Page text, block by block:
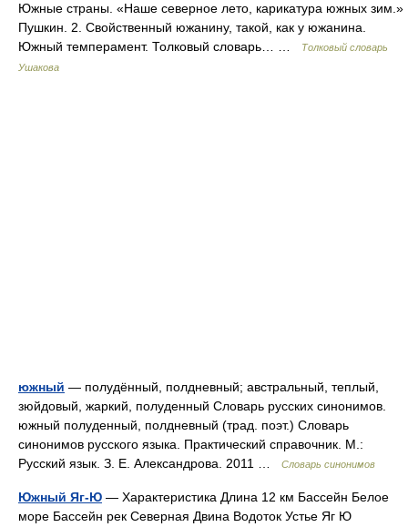
Южные страны. «Наше северное лето, карикатура южных зим.»
Пушкин. 2. Свойственный южанину, такой, как у южанина.
Южный темперамент. Толковый словарь… …
Толковый словарь
Ушакова
южный — полудённый, полдневный; австральный, теплый,
зюйдовый, жаркий, полуденный Словарь русских синонимов.
южный полуденный, полдневный (трад. поэт.) Словарь
синонимов русского языка. Практический справочник. М.:
Русский язык. З. Е. Александрова. 2011 …
Словарь синонимов
Южный Яг-Ю — Характеристика Длина 12 км Бассейн Белое
море Бассейн рек Северная Двина Водоток Устье Яг Ю